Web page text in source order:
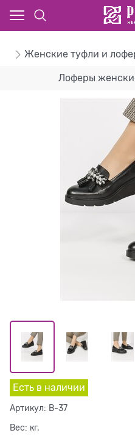
Женские туфли и
Лоферы
Есть в наличии
Артикул: B-37
Вес: кг.